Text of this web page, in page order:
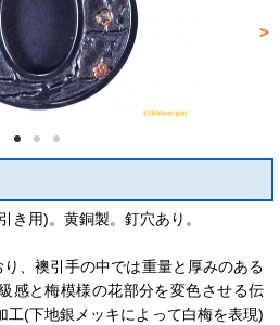
>
き用)。黄銅製。釘穴あり。
、襖引手の中では重量と厚みのある
感と梅模様の花部分を変色させる伝
工(下地銀メッキによって白梅を表現)